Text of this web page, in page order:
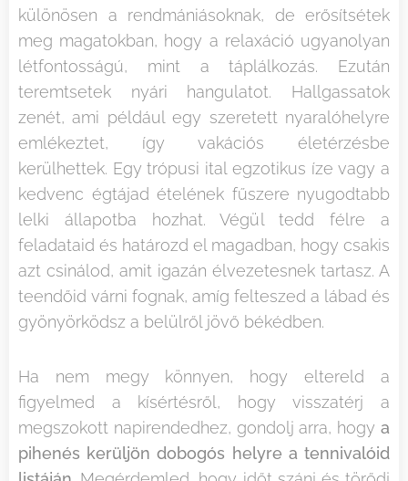
különösen a rendmániásoknak, de erősítsétek
meg magatokban, hogy a relaxáció ugyanolyan
létfontosságú, mint a táplálkozás. Ezután
teremtsetek nyári hangulatot. Hallgassatok
zenét, ami például egy szeretett nyaralóhelyre
emlékeztet, így vakációs életérzésbe
kerülhettek. Egy trópusi ital egzotikus íze vagy a
kedvenc égtájad ételének fűszere nyugodtabb
lelki állapotba hozhat. Végül tedd félre a
feladataid és határozd el magadban, hogy csakis
azt csinálod, amit igazán élvezetesnek tartasz. A
teendőid várni fognak, amíg felteszed a lábad és
gyönyörködsz a belülről jövő békédben.
Ha nem megy könnyen, hogy eltereld a
figyelmed a kísértésről, hogy visszatérj a
megszokott napirendedhez, gondolj arra, hogy a
pihenés kerüljön dobogós helyre a tennivalóid